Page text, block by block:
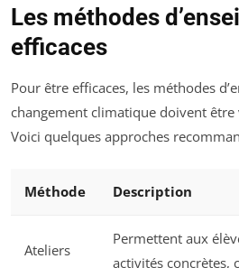
Les méthodes
efficaces
Pour être efficaces, les méthodes
changement climatique doivent être
Voici quelques approches
Méthode Description
Ateliers
Permettent aux
activités concrètes,